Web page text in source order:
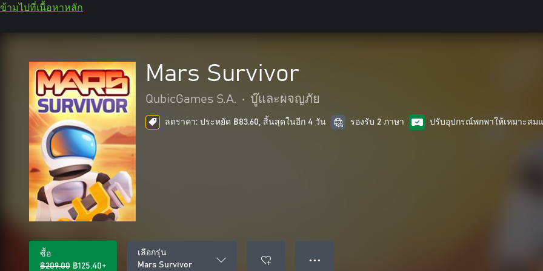
ข้ามไปที่เนื้อหาหลัก
Mars Survivor
QubicGames S.A. • บู๊และผจญภัย
ลดราคา: ประหยัด ฿83.60, สิ้นสุดในอีก 4 วัน รองรับ 2 ภาษา ปรับอุปกรณ์พกพาให้เหมาะสม
ซื้อ
฿209.00 ฿125.40+
เลือกรุ่น
Mars Survivor
● ● ●